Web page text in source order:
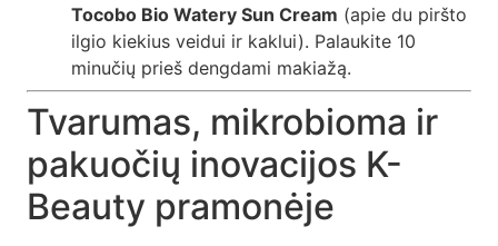
Tocobo Bio Watery Sun Cream (apie du piršto
ilgio kiekius veidui ir kaklui). Palaukite 10
minučių prieš dengdami makiažą.
Tvarumas, mikrobioma ir
pakuočių inovacijos K-
Beauty pramonėje